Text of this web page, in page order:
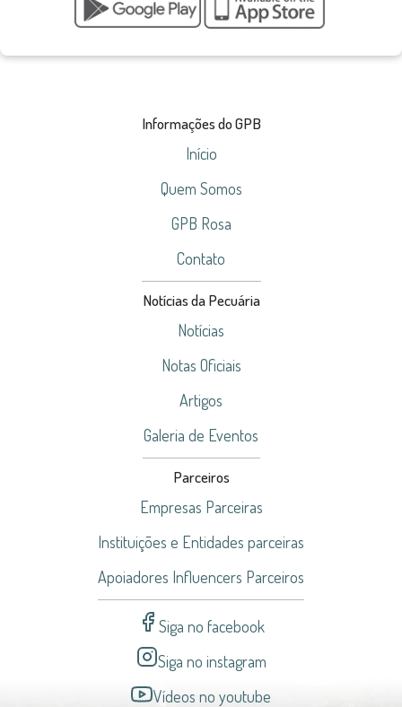
Informações do GPB
Início
Quem Somos
GPB Rosa
Contato
Notícias da Pecuária
Notícias
Notas Oficiais
Artigos
Galeria de Eventos
Parceiros
Empresas Parceiras
Instituições e Entidades parceiras
Apoiadores Influencers Parceiros
Siga no facebook
Siga no instagram
Vídeos no youtube